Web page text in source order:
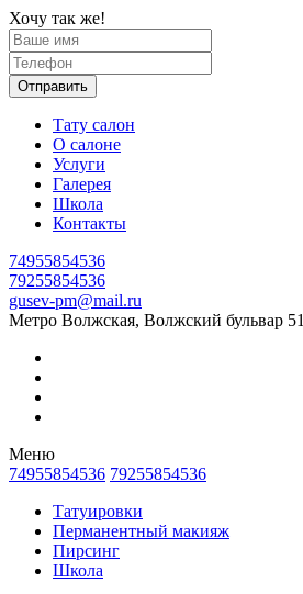
Хочу так же!
Отправить
Тату салон
О салоне
Услуги
Галерея
Школа
Контакты
74955854536
79255854536
gusev-pm@mail.ru
Метро Волжская, Волжский бульвар 51
Меню
74955854536 79255854536
Татуировки
Перманентный макияж
Пирсинг
Школа